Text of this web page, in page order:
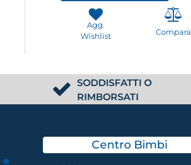
Agg.
Wishlist
Compara
SODDISFATTI O
RIMBORSATI
Centro Bimbi